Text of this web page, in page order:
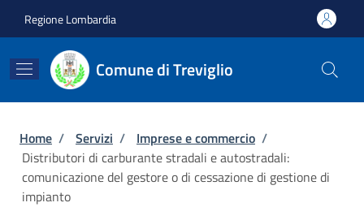
Regione Lombardia
Comune di Treviglio
Briciole di pane
Home / Servizi / Imprese e commercio /
Distributori di carburante stradali e autostradali:
comunicazione del gestore o di cessazione di gestione di
impianto